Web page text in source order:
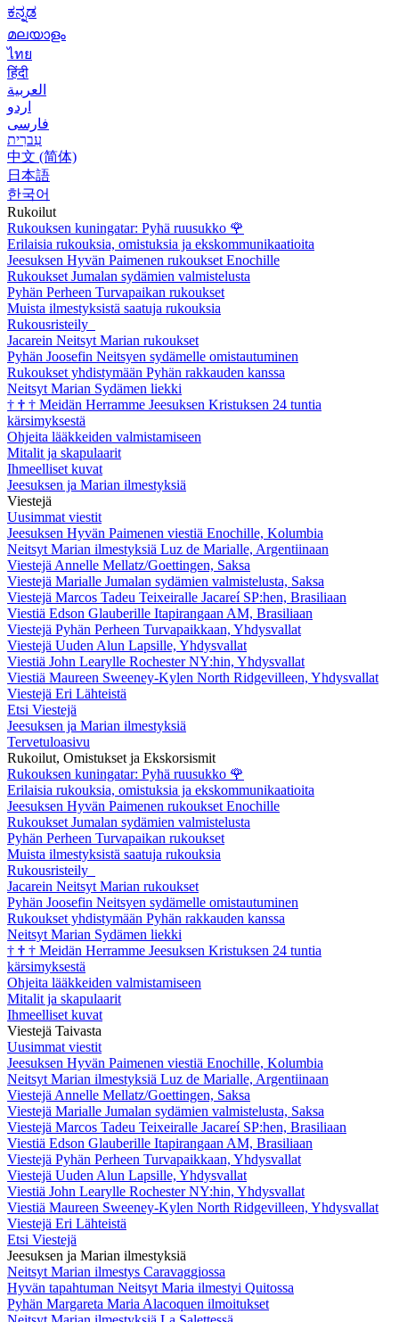
ಕನ್ನಡ
മലയാളം
ไทย
हिंदी
العربية
اردو
فارسی
עִברִית
中文 (简体)
日本語
한국어
Rukoilut
Rukouksen kuningatar: Pyhä ruusukko 🌹
Erilaisia rukouksia, omistuksia ja ekskommunikaatioita
Jeesuksen Hyvän Paimenen rukoukset Enochille
Rukoukset Jumalan sydämien valmistelusta
Pyhän Perheen Turvapaikan rukoukset
Muista ilmestyksistä saatuja rukouksia
Rukousristeily
Jacarein Neitsyt Marian rukoukset
Pyhän Joosefin Neitsyen sydämelle omistautuminen
Rukoukset yhdistymään Pyhän rakkauden kanssa
Neitsyt Marian Sydämen liekki
† † † Meidän Herramme Jeesuksen Kristuksen 24 tuntia
kärsimyksestä
Ohjeita lääkkeiden valmistamiseen
Mitalit ja skapulaarit
Ihmeelliset kuvat
Jeesuksen ja Marian ilmestyksiä
Viestejä
Uusimmat viestit
Jeesuksen Hyvän Paimenen viestiä Enochille, Kolumbia
Neitsyt Marian ilmestyksiä Luz de Marialle, Argentiinaan
Viestejä Annelle Mellatz/Goettingen, Saksa
Viestejä Marialle Jumalan sydämien valmistelusta, Saksa
Viestejä Marcos Tadeu Teixeiralle Jacareí SP:hen, Brasiliaan
Viestiä Edson Glauberille Itapirangaan AM, Brasiliaan
Viestejä Pyhän Perheen Turvapaikkaan, Yhdysvallat
Viestejä Uuden Alun Lapsille, Yhdysvallat
Viestiä John Learylle Rochester NY:hin, Yhdysvallat
Viestiä Maureen Sweeney-Kylen North Ridgevilleen, Yhdysvallat
Viestejä Eri Lähteistä
Etsi Viestejä
Jeesuksen ja Marian ilmestyksiä
Tervetuloasivu
Rukoilut, Omistukset ja Ekskorsismit
Rukouksen kuningatar: Pyhä ruusukko 🌹
Erilaisia rukouksia, omistuksia ja ekskommunikaatioita
Jeesuksen Hyvän Paimenen rukoukset Enochille
Rukoukset Jumalan sydämien valmistelusta
Pyhän Perheen Turvapaikan rukoukset
Muista ilmestyksistä saatuja rukouksia
Rukousristeily
Jacarein Neitsyt Marian rukoukset
Pyhän Joosefin Neitsyen sydämelle omistautuminen
Rukoukset yhdistymään Pyhän rakkauden kanssa
Neitsyt Marian Sydämen liekki
† † † Meidän Herramme Jeesuksen Kristuksen 24 tuntia
kärsimyksestä
Ohjeita lääkkeiden valmistamiseen
Mitalit ja skapulaarit
Ihmeelliset kuvat
Viestejä Taivasta
Uusimmat viestit
Jeesuksen Hyvän Paimenen viestiä Enochille, Kolumbia
Neitsyt Marian ilmestyksiä Luz de Marialle, Argentiinaan
Viestejä Annelle Mellatz/Goettingen, Saksa
Viestejä Marialle Jumalan sydämien valmistelusta, Saksa
Viestejä Marcos Tadeu Teixeiralle Jacareí SP:hen, Brasiliaan
Viestiä Edson Glauberille Itapirangaan AM, Brasiliaan
Viestejä Pyhän Perheen Turvapaikkaan, Yhdysvallat
Viestejä Uuden Alun Lapsille, Yhdysvallat
Viestiä John Learylle Rochester NY:hin, Yhdysvallat
Viestiä Maureen Sweeney-Kylen North Ridgevilleen, Yhdysvallat
Viestejä Eri Lähteistä
Etsi Viestejä
Jeesuksen ja Marian ilmestyksiä
Neitsyt Marian ilmestys Caravaggiossa
Hyvän tapahtuman Neitsyt Maria ilmestyi Quitossa
Pyhän Margareta Maria Alacoquen ilmoitukset